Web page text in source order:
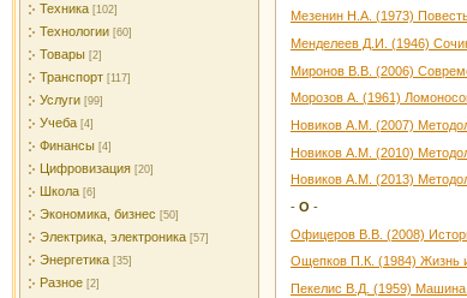
Техника [102]
Технологии [60]
Товары [2]
Транспорт [117]
Услуги [99]
Учеба [4]
Финансы [4]
Цифровизация [20]
Школа [6]
Экономика, бизнес [50]
Электрика, электроника [57]
Энергетика [35]
Разное [2]
Мезенин Н.А. (1973)
Менделеев Д.И. (1946)
Миронов В.В. (2006)
Морозов А. (1961)
Новиков А.М. (2007)
Новиков А.М. (2010)
Новиков А.М. (2013)
- О -
Офицеров В.В. (2008)
Ощепков П.К. (1984) Жизнь
Пекелис В.Д. (1959)